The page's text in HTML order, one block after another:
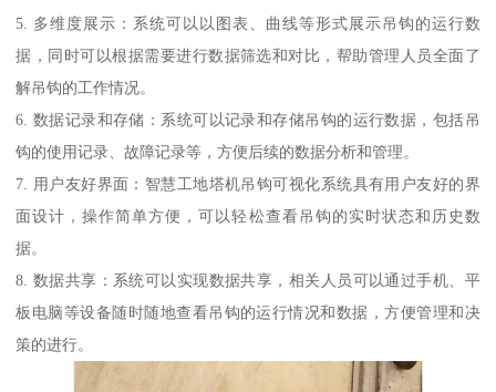
5. 多维度展示：系统可以以图表、曲线等形式展示吊钩的运行数
据，同时可以根据需要进行数据筛选和对比，帮助管理人员全面了
解吊钩的工作情况。
6. 数据记录和存储：系统可以记录和存储吊钩的运行数据，包括吊
钩的使用记录、故障记录等，方便后续的数据分析和管理。
7. 用户友好界面：智慧工地塔机吊钩可视化系统具有用户友好的界
面设计，操作简单方便，可以轻松查看吊钩的实时状态和历史数
据。
8. 数据共享：系统可以实现数据共享，相关人员可以通过手机、平
板电脑等设备随时随地查看吊钩的运行情况和数据，方便管理和决
策的进行。